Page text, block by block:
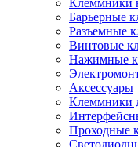
Клеммники
Барьерные
Разъемные
Винтовые
Нажимные
Аксессуары
Клеммники
Проходные